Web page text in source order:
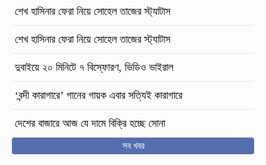
শেখ হাসিনার ফেরা নিয়ে সোহেল তাজের স্ট্যাটাস
শেখ হাসিনার ফেরা নিয়ে সোহেল তাজের স্ট্যাটাস
দুবাইয়ে ২০ মিনিটে ৭ বিস্ফোরণ, ভিডিও ভাইরাল
‘বন্দী কারাগারে’ গানের গায়ক এবার সত্যিই কারাগারে
দেশের বাজারে আজ যে দামে বিক্রি হচ্ছে সোনা
সব খবর